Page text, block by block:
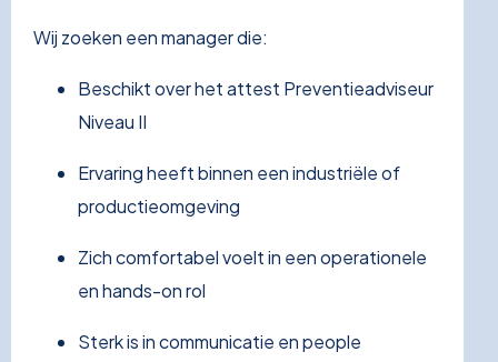
Wij zoeken een manager die:
Beschikt over het attest Preventieadviseur
Niveau II
Ervaring heeft binnen een industriële of
productieomgeving
Zich comfortabel voelt in een operationele
en hands-on rol
Sterk is in communicatie en people